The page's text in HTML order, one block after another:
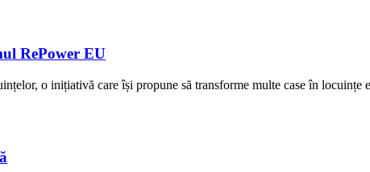
RePower EU
o inițiativă care își propune să transforme multe case în locuințe